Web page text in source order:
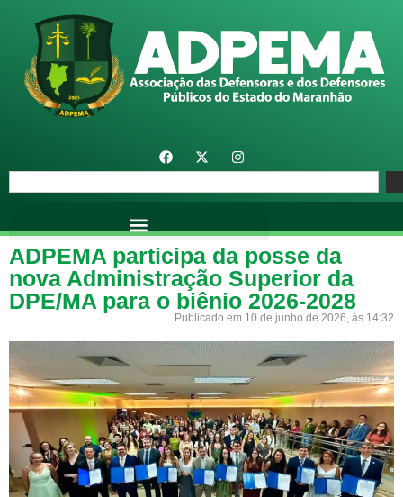
ADPEMA participa da posse da
nova Administração Superior da
DPE/MA para o biênio 2026-2028
Publicado em 10 de junho de 2026, às 14:32